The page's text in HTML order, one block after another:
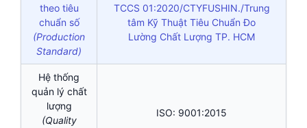
theo tiêu
chuẩn số
(Production
Standard)
TCCS 01:2020/CTYFUSHIN./Trung
tâm Kỹ Thuật Tiêu Chuẩn Đo
Lường Chất Lượng TP. HCM
Hệ thống
quản lý chất
lượng
(Quality
ISO: 9001:2015